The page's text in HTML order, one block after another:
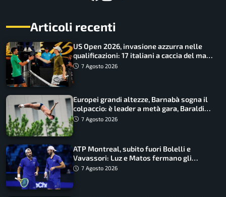
Articoli recenti
US Open 2026, invasione azzurra nelle
qualificazioni: 17 italiani a caccia del main
draw7 Agosto 2026
Europei grandi altezze, Barnabà sogna il
colpaccio: è leader a metà gara, Baraldi
ancora in corsa
7 Agosto 2026
ATP Montreal, subito fuori Bolelli e
Vavassori: Luz e Matos fermano gli
azzurri
7 Agosto 2026